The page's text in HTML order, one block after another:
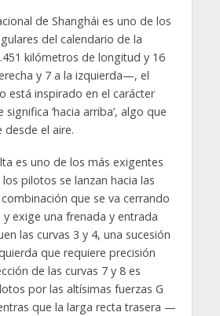
de Shanghái es uno de los
del calendario de la
kilómetros de longitud y 16
y 7 a la izquierda—, el
está inspirado en el carácter
significa ‘hacia arriba’, algo que
desde el aire.
es uno de los más exigentes
pilotos se lanzan hacia las
que se va cerrando
exige una frenada y entrada
las curvas 3 y 4, una sucesión
que requiere precisión
de las curvas 7 y 8 es
por las altísimas fuerzas G
que la larga recta trasera —